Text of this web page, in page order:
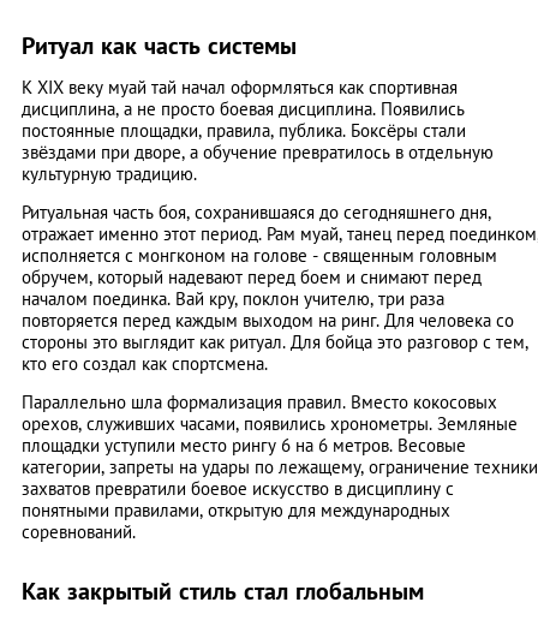
Ритуал как часть системы
К XIX веку муай тай начал оформляться как спортивная
дисциплина, а не просто боевая дисциплина. Появились
постоянные площадки, правила, публика. Боксёры стали
звёздами при дворе, а обучение превратилось в отдельную
культурную традицию.
Ритуальная часть боя, сохранившаяся до сегодняшнего дня,
отражает именно этот период. Рам муай, танец перед
исполняется с монгконом на голове - священным головным
обручем, который надевают перед боем и снимают перед
началом поединка. Вай кру, поклон учителю, три раза
повторяется перед каждым выходом на ринг. Для человека со
стороны это выглядит как ритуал. Для бойца это разговор с тем,
кто его создал как спортсмена.
Параллельно шла формализация правил. Вместо кокосовых
орехов, служивших часами, появились хронометры. Земляные
площадки уступили место рингу 6 на 6 метров. Весовые
категории, запреты на удары по лежащему, ограничение техники
захватов превратили боевое искусство в дисциплину с
понятными правилами, открытую для международных
соревнований.
Как закрытый стиль стал глобальным